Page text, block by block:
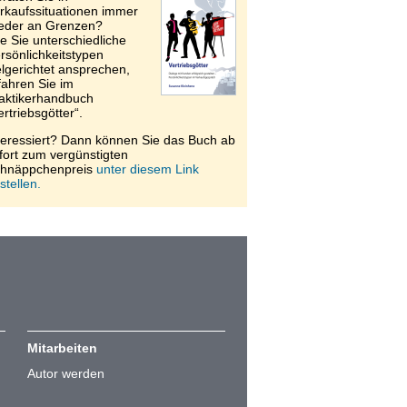
immer
an Grenzen?
Sie unterschiedliche
ansprechen,
Sie im
Dann können Sie das Buch ab
zum vergünstigten
unter diesem Link
Mitarbeiten
Autor werden